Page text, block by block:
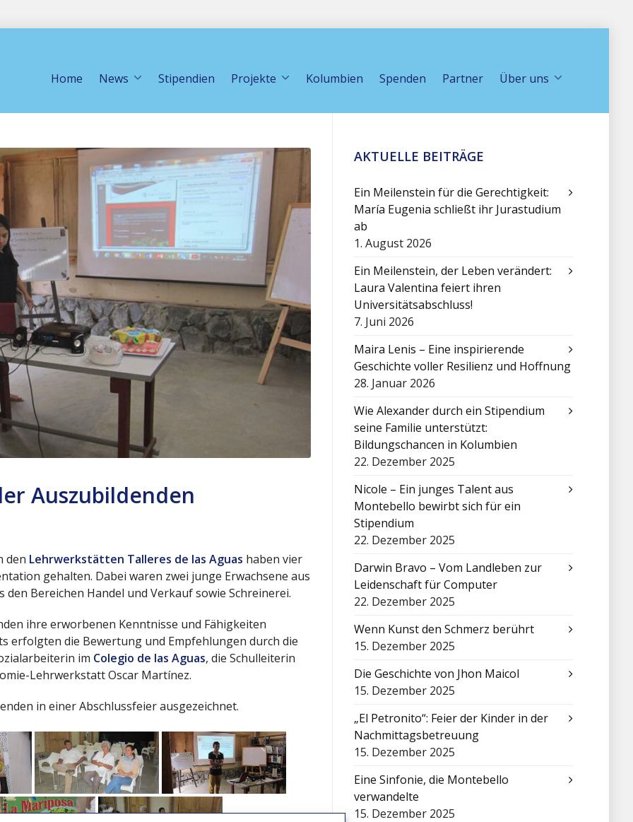
Home News Stipendien Projekte Kolumbien Spenden Partner Über uns
Auszubildenden
den Lehrwerkstätten Talleres de las Aguas haben vier
gehalten. Dabei waren zwei junge Erwachsene aus
Bereichen Handel und Verkauf sowie Schreinerei.
ihre erworbenen Kenntnisse und Fähigkeiten
erfolgten die Bewertung und Empfehlungen durch die
im Colegio de las Aguas, die Schulleiterin
Lehrwerkstatt Oscar Martínez.
in einer Abschlussfeier ausgezeichnet.
AKTUELLE BEITRÄGE
Ein Meilenstein für die Gerechtigkeit:
María Eugenia schließt ihr Jurastudium
ab
1. August 2026
Ein Meilenstein, der Leben verändert:
Laura Valentina feiert ihren
Universitätsabschluss!
7. Juni 2026
Maira Lenis – Eine inspirierende
Geschichte voller Resilienz und Hoffnung
28. Januar 2026
Wie Alexander durch ein Stipendium
seine Familie unterstützt:
Bildungschancen in Kolumbien
22. Dezember 2025
Nicole – Ein junges Talent aus
Montebello bewirbt sich für ein
Stipendium
22. Dezember 2025
Darwin Bravo – Vom Landleben zur
Leidenschaft für Computer
22. Dezember 2025
Wenn Kunst den Schmerz berührt
15. Dezember 2025
Die Geschichte von Jhon Maicol
15. Dezember 2025
„El Petronito“: Feier der Kinder in der
Nachmittagsbetreuung
15. Dezember 2025
Eine Sinfonie, die Montebello
verwandelte
15. Dezember 2025